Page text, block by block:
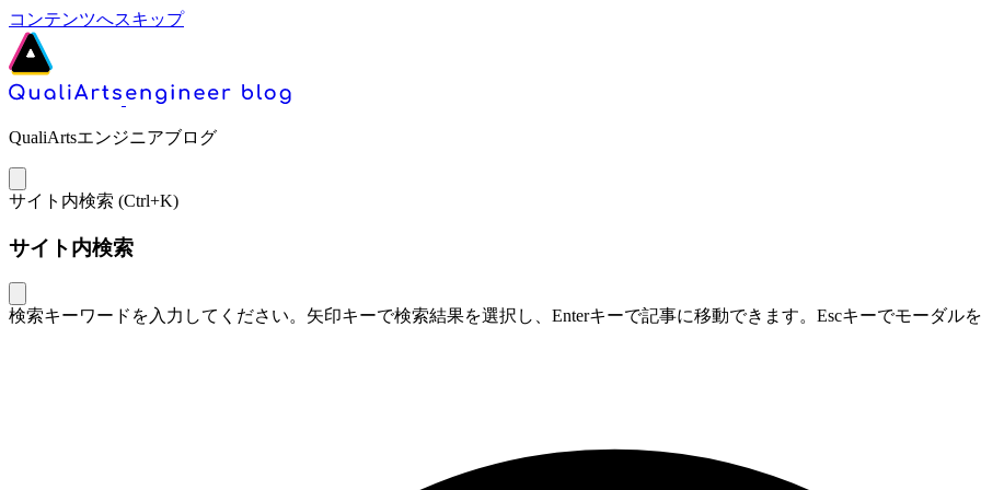
コンテンツへスキップ
QualiArtsエンジニアブログ
サイト内検索 (Ctrl+K)
サイト内検索
検索キーワードを入力してください。矢印キーで検索結果を選択し、Enterキーで記事に移動できます。Escキーでモーダルを